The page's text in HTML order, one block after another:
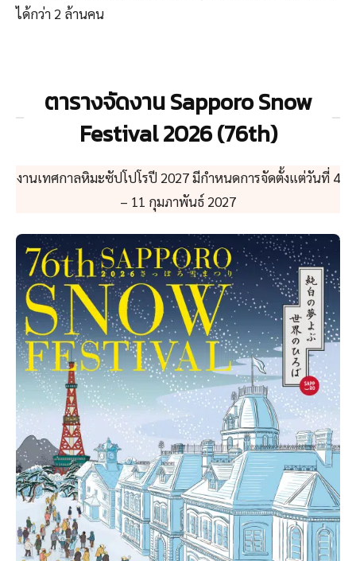
ได้กว่า 2 ล้านคน
ตารางจัดงาน Sapporo Snow
Festival 2026 (76th)
งานเทศกาลหิมะซัปโปโรปี 2027 มีกำหนดการจัดตั้งแต่วันที่ 4
– 11 กุมภาพันธ์ 2027